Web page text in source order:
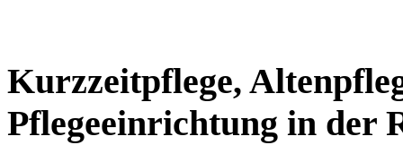
Kurzzeitpflege,
Pflegeeinrichtung in der